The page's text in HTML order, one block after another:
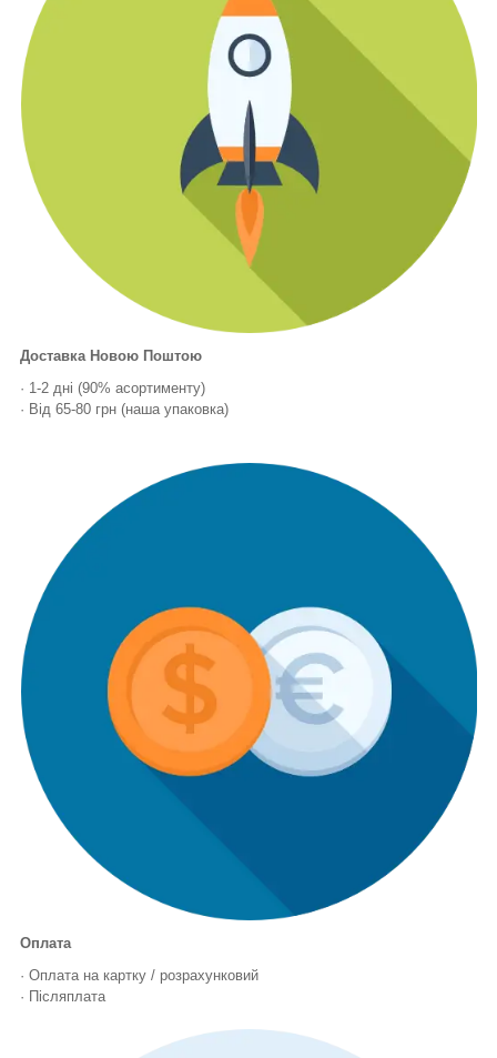
Доставка Новою Поштою
· 1-2 дні (90% асортименту)
· Від 65-80 грн (наша упаковка)
Оплата
· Оплата на картку / розрахунковий
· Післяплата